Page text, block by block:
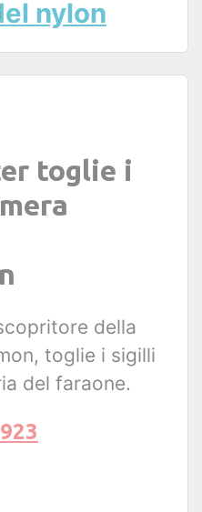
nylon
toglie i
della
toglie i sigilli
del faraone.